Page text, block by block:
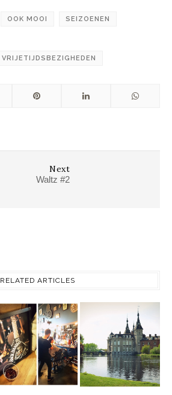
OOK MOOI SEIZOENEN
VRIJETIJDSBEZIGHEDEN
Next
Waltz #2
RELATED ARTICLES